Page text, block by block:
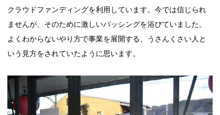
クラウドファンディングを利用しています。今では信じられ
ませんが、そのために激しいバッシングを浴びていました。
よくわからないやり方で事業を展開する、うさんくさい人と
いう見方をされていたように思います。